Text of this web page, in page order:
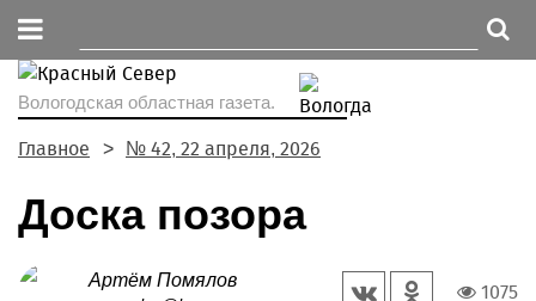
Вологодская областная газета.
Главное № 42, 22 апреля, 2026
Доска позора
Артём Помялов
1075